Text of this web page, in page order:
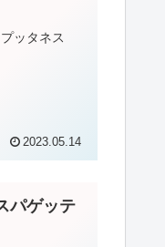
ッタネス
2023.05.14
パゲッテ